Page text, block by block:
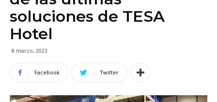
soluciones de TESA
Hotel
8 marzo, 2023
Facebook Twitter